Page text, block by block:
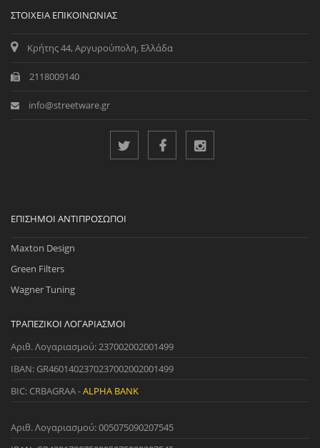
ΣΤΟΙΧΕΊΑ ΕΠΙΚΟΙΝΩΝΊΑΣ
Κρήτης 44, Αργυρούπολη, Ελλάδα
2118009140
info@streetware.gr
ΕΠΊΣΗΜΟΙ ΑΝΤΙΠΡΌΣΩΠΟΙ
Maxton Design
Green Filters
Wagner Tuning
ΤΡΑΠΕΖΙΚΟΊ ΛΟΓΑΡΙΑΣΜΟΊ
Αριθ. Λογαριασμού: 237002002001499
IBAN: GR4601402370237002002001499
BIC: CRBAGRAA -ALPHA BANK
Αριθ. Λογαριασμού: 005075090207545